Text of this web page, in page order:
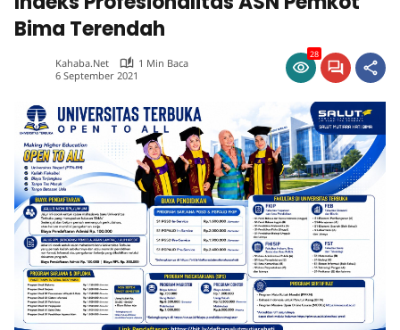
Bima Terendah
Kahaba.net
1 Min Baca
6 September 2021
28